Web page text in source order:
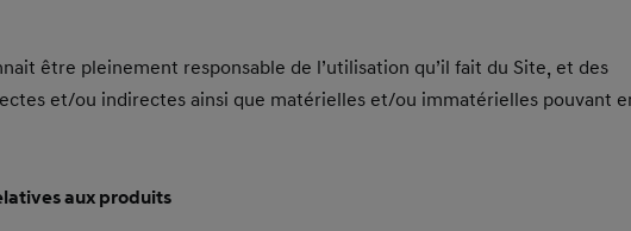
être pleinement responsable de l’utilisation qu’il fait du Site, et des
et/ou indirectes ainsi que matérielles et/ou immatérielles pouvant
aux produits